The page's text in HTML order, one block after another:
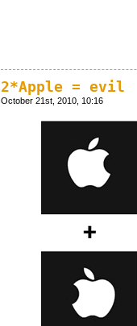
2*Apple = evil
October 21st, 2010, 10:16